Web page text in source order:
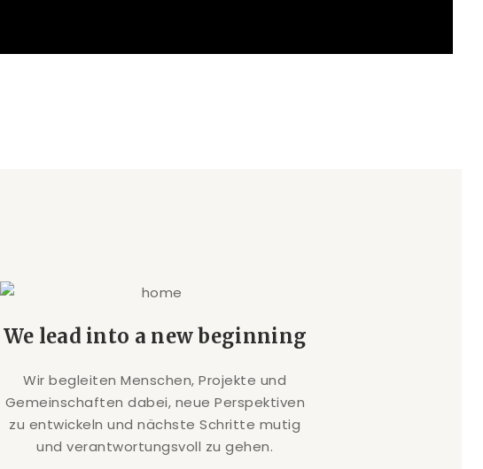
We lead into a new beginning
Wir begleiten Menschen, Projekte und
Gemeinschaften dabei, neue Perspektiven
zu entwickeln und nächste Schritte mutig
und verantwortungsvoll zu gehen.